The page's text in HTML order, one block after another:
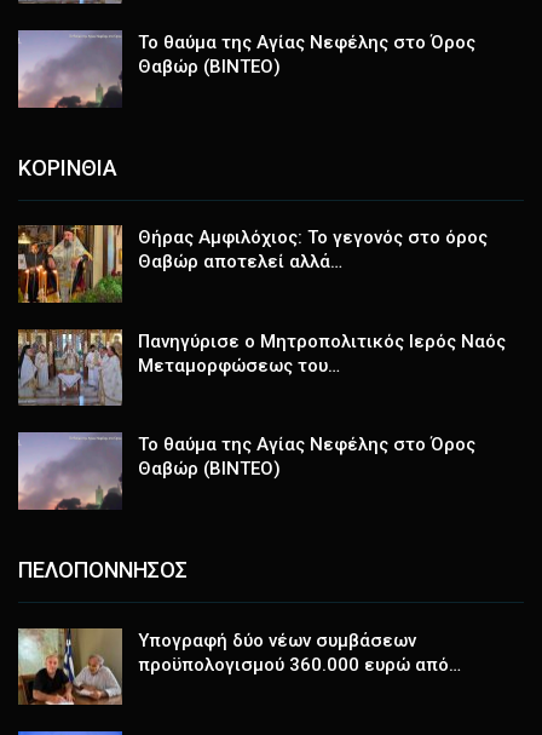
Το θαύμα της Αγίας Νεφέλης στο Όρος
Θαβώρ (ΒΙΝΤΕΟ)
ΚΟΡΙΝΘΙΑ
Θήρας Αμφιλόχιος: Το γεγονός στο όρος
Θαβώρ αποτελεί αλλά…
Πανηγύρισε ο Μητροπολιτικός Ιερός Ναός
Μεταμορφώσεως του…
Το θαύμα της Αγίας Νεφέλης στο Όρος
Θαβώρ (ΒΙΝΤΕΟ)
ΠΕΛΟΠΟΝΝΗΣΟΣ
Υπογραφή δύο νέων συμβάσεων
προϋπολογισμού 360.000 ευρώ από…